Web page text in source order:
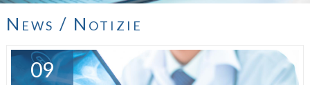
News / Notizie
09